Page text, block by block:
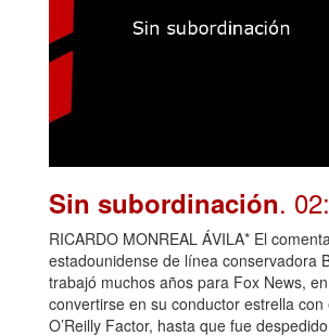
Sin subordinación.
RICARDO MONREAL ÁVILA* El
estadounidense de línea conservadora
trabajó muchos años para Fox News,
convertirse en su conductor estrella con
O’Reilly Factor, hasta que fue